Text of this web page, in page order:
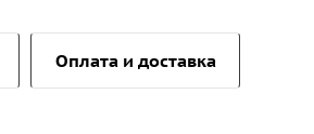
Оплата и доставка